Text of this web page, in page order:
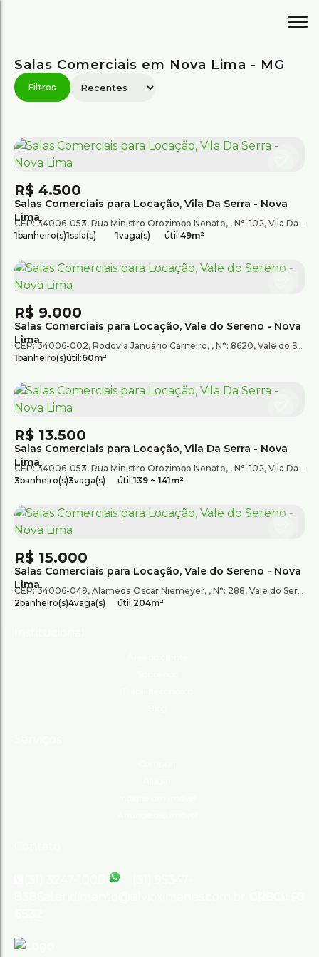
Salas Comerciais em Nova Lima - MG
Salas Comerciais para Locação, Vila Da Serra - Nova
Lima
R$ 4.500
CEP: 34006-053, Rua Ministro Orozimbo Nonato , N°: 102, Vila Da Serra
1banheiro(s)1sala(s) 1vaga(s) útil:49m²
Salas Comerciais para Locação, Vale do Sereno - Nova
Lima
R$ 9.000
CEP: 34006-002, Rodovia Januário Carneiro , N°: 8620, Vale do Sereno
1banheiro(s)útil:60m²
Salas Comerciais para Locação, Vila Da Serra - Nova
Lima
R$ 13.500
CEP: 34006-053, Rua Ministro Orozimbo Nonato , N°: 102, Vila Da Serra
3banheiro(s)3vaga(s) útil:139 ~ 141m²
Salas Comerciais para Locação, Vale do Sereno - Nova
Lima
R$ 15.000
CEP: 34006-049, Alameda Oscar Niemeyer , N°: 288, Vale do Sereno
2banheiro(s)4vaga(s) útil:204m²